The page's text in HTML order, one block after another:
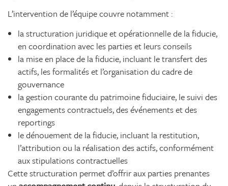
L’intervention de l’équipe couvre notamment :
la structuration juridique et opérationnelle de la fiducie,
en coordination avec les parties et leurs conseils
la mise en place de la fiducie, incluant le transfert des
actifs, les formalités et l’organisation du cadre de
gouvernance
la gestion courante du patrimoine fiduciaire, le suivi des
engagements contractuels, des événements et des
reportings
le dénouement de la fiducie, incluant la restitution,
l’attribution ou la réalisation des actifs, conformément
aux stipulations contractuelles
Cette structuration permet d’offrir aux parties prenantes